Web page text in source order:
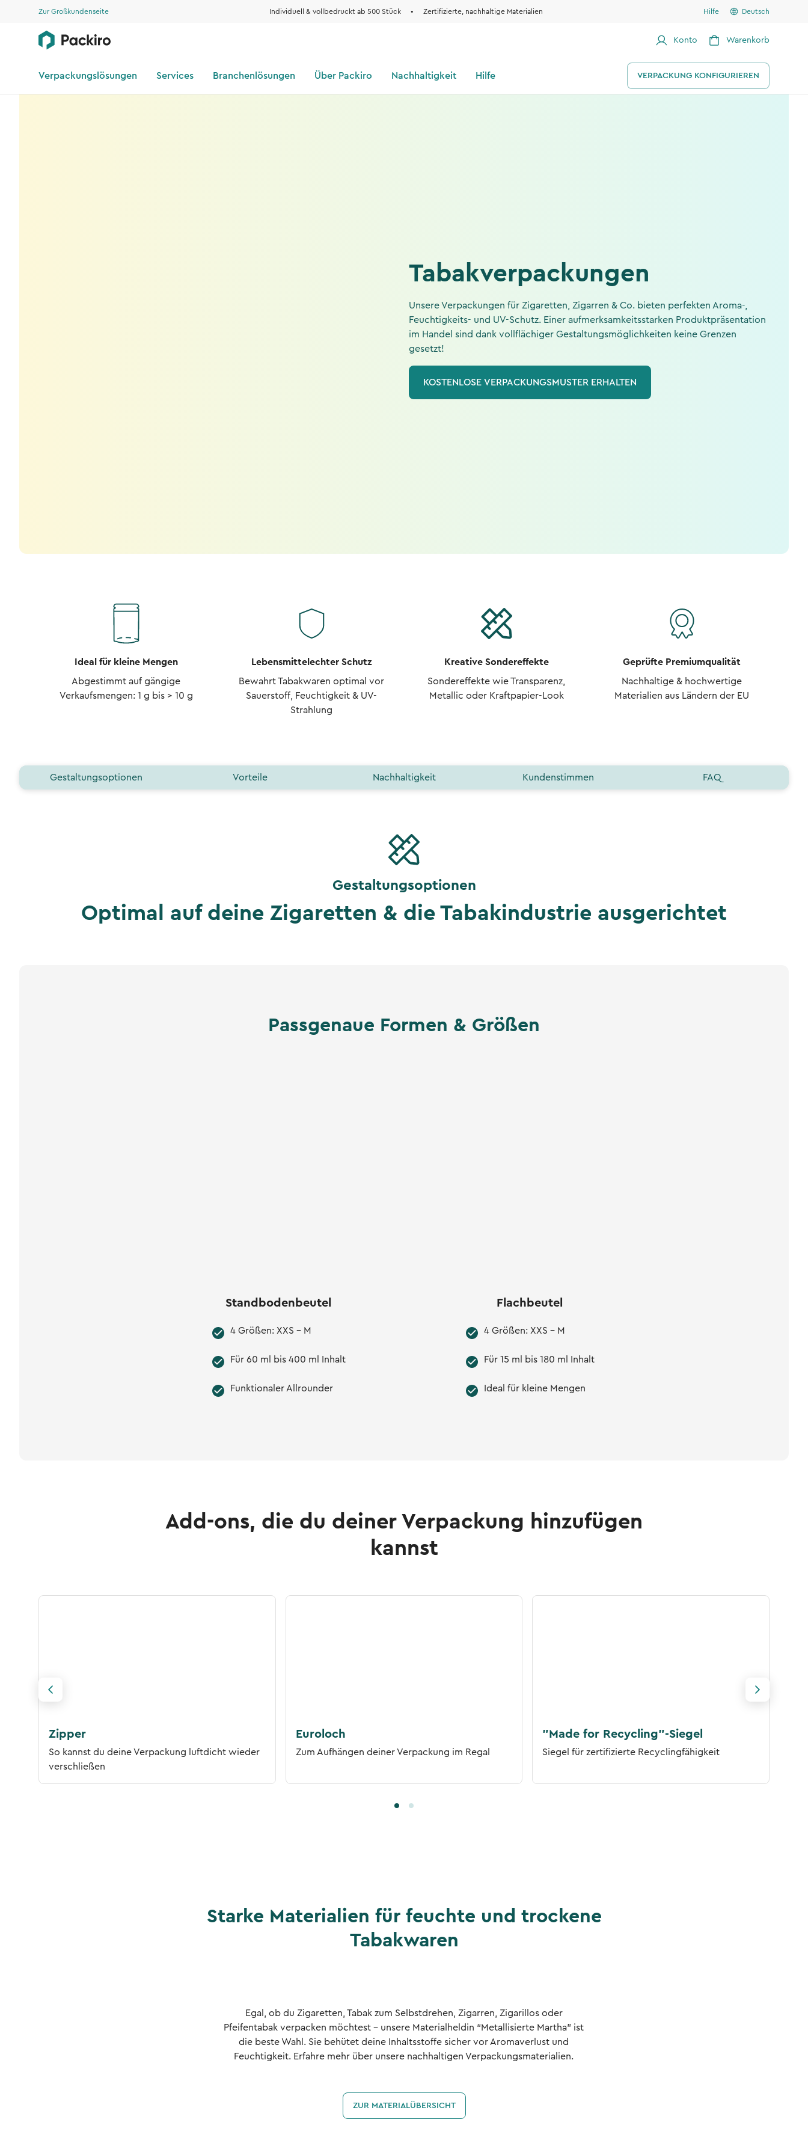
Zur Großkundenseite Individuell & vollbedruckt ab 500 Stück • Zertifizierte, nachhaltige Materialien Hilfe Deutsch
Konto Warenkorb
Verpackungslösungen Services Branchenlösungen Über Packiro Nachhaltigkeit Hilfe VERPACKUNG KONFIGURIEREN
Tabakverpackungen
Unsere Verpackungen für Zigaretten, Zigarren & Co. bieten perfekten Aroma-,
Feuchtigkeits- und UV-Schutz. Einer aufmerksamkeitsstarken Produktpräsentation
im Handel sind dank vollflächiger Gestaltungsmöglichkeiten keine Grenzen
gesetzt!
KOSTENLOSE VERPACKUNGSMUSTER ERHALTEN
Ideal für kleine Mengen
Abgestimmt auf gängige
Verkaufsmengen: 1 g bis > 10 g
Lebensmittelechter Schutz
Bewahrt Tabakwaren optimal vor
Sauerstoff, Feuchtigkeit & UV-
Strahlung
Kreative Sondereffekte
Sondereffekte wie Transparenz,
Metallic oder Kraftpapier-Look
Geprüfte Premiumqualität
Nachhaltige & hochwertige
Materialien aus Ländern der EU
Gestaltungsoptionen Vorteile Nachhaltigkeit Kundenstimmen FAQ
Gestaltungsoptionen
Optimal auf deine Zigaretten & die Tabakindustrie ausgerichtet
Passgenaue Formen & Größen
Standbodenbeutel
4 Größen: XXS - M
Für 60 ml bis 400 ml Inhalt
Funktionaler Allrounder
Flachbeutel
4 Größen: XXS - M
Für 15 ml bis 180 ml Inhalt
Ideal für kleine Mengen
Add-ons, die du deiner Verpackung hinzufügen
kannst
Zipper
So kannst du deine Verpackung luftdicht wieder
verschließen
Euroloch
Zum Aufhängen deiner Verpackung im Regal
"Made for Recycling"-Siegel
Siegel für zertifizierte Recyclingfähigkeit
Starke Materialien für feuchte und trockene
Tabakwaren
Egal, ob du Zigaretten, Tabak zum Selbstdrehen, Zigarren, Zigarillos oder
Pfeifentabak verpacken möchtest – unsere Materialheldin “Metallisierte Martha” ist
die beste Wahl. Sie behütet deine Inhaltsstoffe sicher vor Aromaverlust und
Feuchtigkeit. Erfahre mehr über unsere nachhaltigen Verpackungsmaterialien.
ZUR MATERIALÜBERSICHT